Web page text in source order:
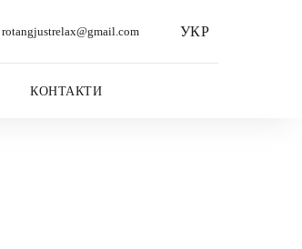
rotangjustrelax@gmail.com УКР
КОНТАКТИ